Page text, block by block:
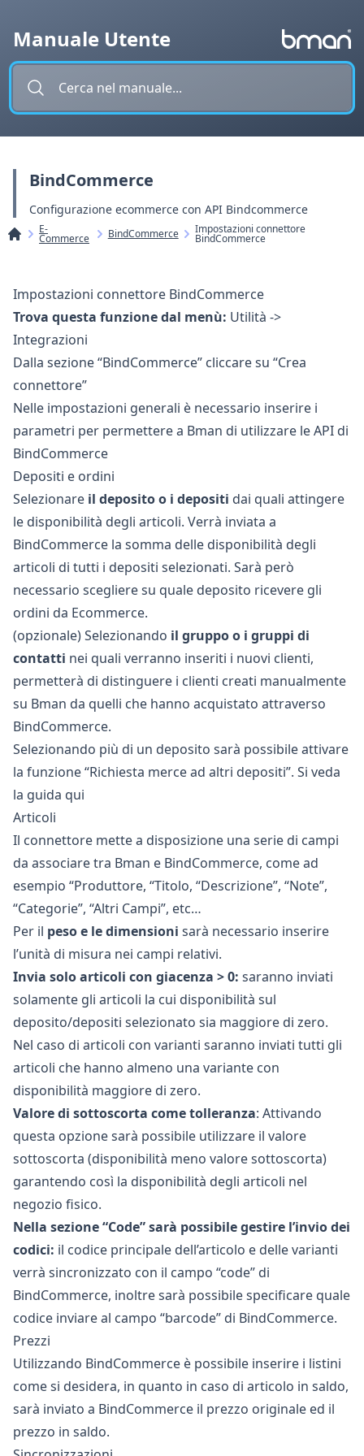
Manuale Utente
BindCommerce
Configurazione ecommerce con API Bindcommerce
E-
Commerce BindCommerce Impostazioni connettore
BindCommerce
Impostazioni connettore BindCommerce
Trova questa funzione dal menù: Utilità ->
Integrazioni
Dalla sezione “BindCommerce” cliccare su “Crea
connettore”
Nelle impostazioni generali è necessario inserire i
parametri per permettere a Bman di utilizzare le API di
BindCommerce
Depositi e ordini
Selezionare il deposito o i depositi dai quali attingere
le disponibilità degli articoli. Verrà inviata a
BindCommerce la somma delle disponibilità degli
articoli di tutti i depositi selezionati. Sarà però
necessario scegliere su quale deposito ricevere gli
ordini da Ecommerce.
(opzionale) Selezionando il gruppo o i gruppi di
contatti nei quali verranno inseriti i nuovi clienti,
permetterà di distinguere i clienti creati manualmente
su Bman da quelli che hanno acquistato attraverso
BindCommerce.
Selezionando più di un deposito sarà possibile attivare
la funzione “Richiesta merce ad altri depositi”. Si veda
la guida qui
Articoli
Il connettore mette a disposizione una serie di campi
da associare tra Bman e BindCommerce, come ad
esempio “Produttore, “Titolo, “Descrizione”, “Note”,
“Categorie”, “Altri Campi”, etc…
Per il peso e le dimensioni sarà necessario inserire
l’unità di misura nei campi relativi.
Invia solo articoli con giacenza > 0: saranno inviati
solamente gli articoli la cui disponibilità sul
deposito/depositi selezionato sia maggiore di zero.
Nel caso di articoli con varianti saranno inviati tutti gli
articoli che hanno almeno una variante con
disponibilità maggiore di zero.
Valore di sottoscorta come tolleranza: Attivando
questa opzione sarà possibile utilizzare il valore
sottoscorta (disponibilità meno valore sottoscorta)
garantendo così la disponibilità degli articoli nel
negozio fisico.
Nella sezione “Code” sarà possibile gestire l’invio dei
codici: il codice principale dell’articolo e delle varianti
verrà sincronizzato con il campo “code” di
BindCommerce, inoltre sarà possibile specificare quale
codice inviare al campo “barcode” di BindCommerce.
Prezzi
Utilizzando BindCommerce è possibile inserire i listini
come si desidera, in quanto in caso di articolo in saldo,
sarà inviato a BindCommerce il prezzo originale ed il
prezzo in saldo.